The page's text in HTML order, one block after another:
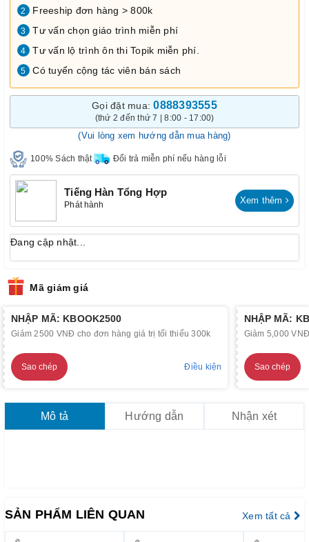
2 Freeship đơn hàng > 800k
3 Tư vấn chọn giáo trình miễn phí
4 Tư vấn lộ trình ôn thi Topik miễn phí.
5 Có tuyển cộng tác viên bán sách
Gọi đặt mua:0888393555
(thứ 2 đến thứ 7 | 8:00 - 17:00)
(Vui lòng xem hướng dẫn mua hàng)
100% Sách thật Đổi trả miễn phí nếu hàng lỗi
Tiếng Hàn Tổng Hợp
Phát hành Xem thêm
Đang cập nhật...
Mã giảm giá
NHẬP MÃ: KBOOK2500
Giảm 2500 VNĐ cho đơn hàng giá trị tối thiểu 300k
Sao chép Điều kiện
NHẬP MÃ:
Giảm 5,000
Sao chép
Mô tả Hướng dẫn Nhận xét
SẢN PHẨM LIÊN QUAN Xem tất cả